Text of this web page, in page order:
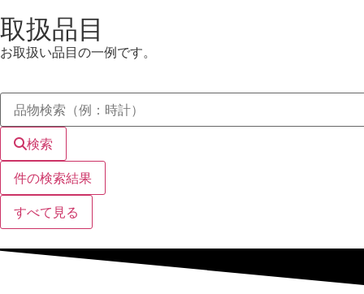
取扱品目
お取扱い品目の一例です。
検索
件の検索結果
すべて見る